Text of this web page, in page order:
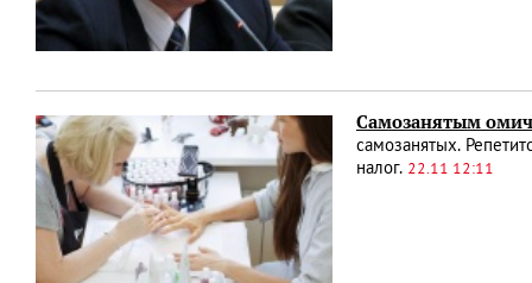
Самозанятым
самозанятых.
налог. 22.11 12:11